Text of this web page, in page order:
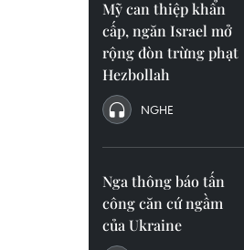
Mỹ can thiệp khẩn
cấp, ngăn Israel mở
rộng đòn trừng phạt
Hezbollah
NGHE
Nga thông báo tấn
công căn cứ ngầm
của Ukraine